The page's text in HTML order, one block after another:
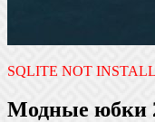
SQLITE NOT
Модные юбки